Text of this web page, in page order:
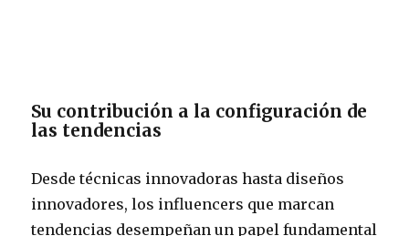
Su contribución a la configuración de
las tendencias
Desde técnicas innovadoras hasta diseños
innovadores, los influencers que marcan
tendencias desempeñan un papel fundamental